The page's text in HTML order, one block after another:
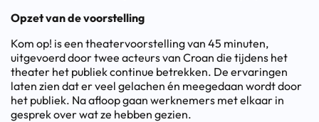
Opzet van de voorstelling
Kom op! is een theatervoorstelling van 45 minuten,
uitgevoerd door twee acteurs van Croan die tijdens het
theater het publiek continue betrekken. De ervaringen
laten zien dat er veel gelachen én meegedaan wordt door
het publiek. Na afloop gaan werknemers met elkaar in
gesprek over wat ze hebben gezien.